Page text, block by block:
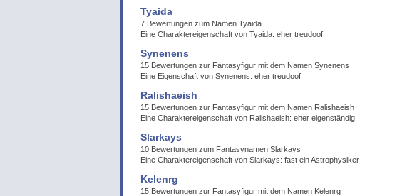
Tyaida
7 Bewertungen zum Namen Tyaida
Eine Charaktereigenschaft von Tyaida: eher treudoof
Synenens
15 Bewertungen zur Fantasyfigur mit dem Namen Synenens
Eine Eigenschaft von Synenens: eher treudoof
Ralishaeish
15 Bewertungen zur Fantasyfigur mit dem Namen Ralishaeish
Eine Charaktereigenschaft von Ralishaeish: eher eigenständig
Slarkays
10 Bewertungen zum Fantasynamen Slarkays
Eine Charaktereigenschaft von Slarkays: fast ein Astrophysiker
Kelenrg
15 Bewertungen zur Fantasyfigur mit dem Namen Kelenrg